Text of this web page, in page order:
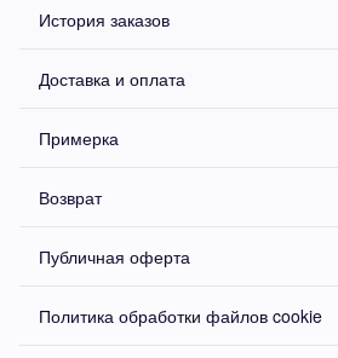
История заказов
Доставка и оплата
Примерка
Возврат
Публичная оферта
Политика обработки файлов cookie